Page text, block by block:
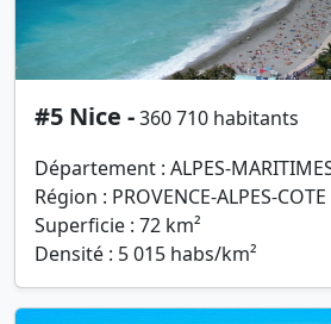
#5 Nice -360 710 habitants
Département : ALPES-
Région : PROVENCE-ALPES-
Superficie : 72 km²
Densité : 5 015 habs/km²